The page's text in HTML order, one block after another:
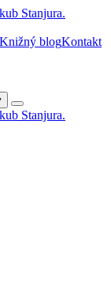
Knižný blogKontakt